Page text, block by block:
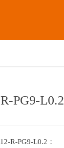
PG9-L0.2
ㅤㅤㅤㅤㅤㅤㅤㅤㅤㅤㅤ：